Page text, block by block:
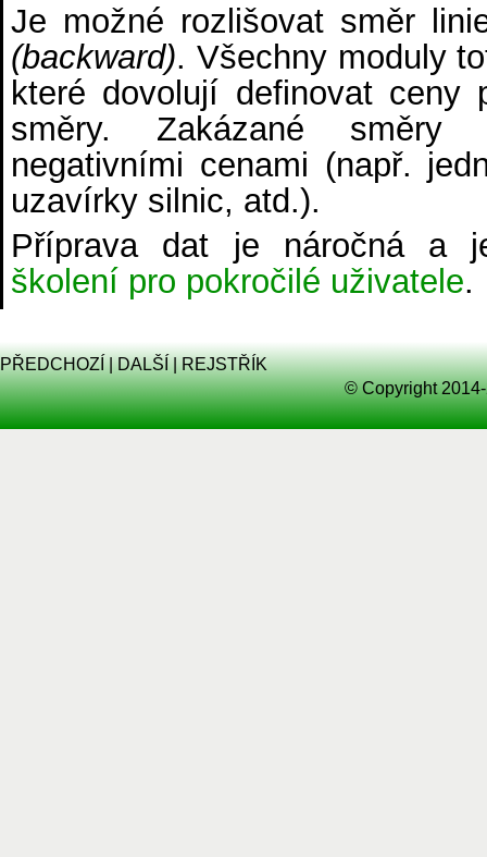
Je možné rozlišovat směr
(backward). Všechny moduly
které dovolují definovat ceny
směry. Zakázané směry
negativními cenami (např.
uzavírky silnic, atd.).
Příprava dat je náročná a
školení pro pokročilé uživatele.
PŘEDCHOZÍ|DALŠÍ|REJSTŘÍK
© Copyright